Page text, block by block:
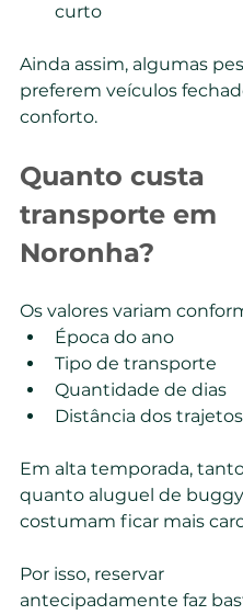
curto
Ainda assim, algumas
preferem veículos
conforto.
Quanto custa
transporte em
Noronha?
Os valores variam
Época do ano
Tipo de transporte
Quantidade de dias
Distância dos trajetos
Em alta temporada,
quanto aluguel de buggy
costumam ficar mais
Por isso, reservar
antecipadamente faz